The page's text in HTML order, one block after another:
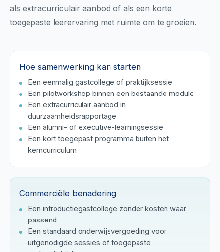
als extracurriculair aanbod of als een korte
toegepaste leerervaring met ruimte om te groeien.
Hoe samenwerking kan starten
Een eenmalig gastcollege of praktijksessie
Een pilotworkshop binnen een bestaande module
Een extracurriculair aanbod in
duurzaamheidsrapportage
Een alumni- of executive-learningsessie
Een kort toegepast programma buiten het
kerncurriculum
Commerciële benadering
Een introductiegastcollege zonder kosten waar
passend
Een standaard onderwijsvergoeding voor
uitgenodigde sessies of toegepaste